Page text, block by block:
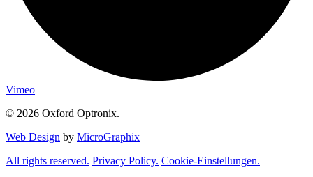
Vimeo
© 2026 Oxford Optronix.
Web Design by MicroGraphix
All rights reserved. Privacy Policy. Cookie-Einstellungen.